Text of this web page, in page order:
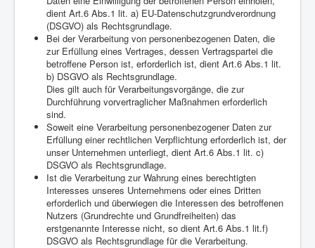
dient Art.6 Abs.1 lit. a) EU-Datenschutzgrundverordnung
(DSGVO) als Rechtsgrundlage.
Bei der Verarbeitung von personenbezogenen Daten, die
zur Erfüllung eines Vertrages, dessen Vertragspartei die
betroffene Person ist, erforderlich ist, dient Art.6 Abs.1 lit.
b) DSGVO als Rechtsgrundlage.
Dies gilt auch für Verarbeitungsvorgänge, die zur
Durchführung vorvertraglicher Maßnahmen erforderlich
sind.
Soweit eine Verarbeitung personenbezogener Daten zur
Erfüllung einer rechtlichen Verpflichtung erforderlich ist, der
unser Unternehmen unterliegt, dient Art.6 Abs.1 lit. c)
DSGVO als Rechtsgrundlage.
Ist die Verarbeitung zur Wahrung eines berechtigten
Interesses unseres Unternehmens oder eines Dritten
erforderlich und überwiegen die Interessen des betroffenen
Nutzers (Grundrechte und Grundfreiheiten) das
erstgenannte Interesse nicht, so dient Art.6 Abs.1 lit.f)
DSGVO als Rechtsgrundlage für die Verarbeitung.